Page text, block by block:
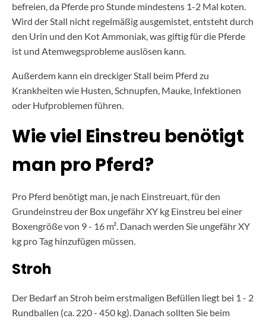
befreien, da Pferde pro Stunde mindestens 1-2 Mal koten.
Wird der Stall nicht regelmäßig ausgemistet, entsteht durch
den Urin und den Kot Ammoniak, was giftig für die Pferde
ist und Atemwegsprobleme auslösen kann.
Außerdem kann ein dreckiger Stall beim Pferd zu
Krankheiten wie Husten, Schnupfen, Mauke, Infektionen
oder Hufproblemen führen.
Wie viel Einstreu benötigt
man pro Pferd?
Pro Pferd benötigt man, je nach Einstreuart, für den
Grundeinstreu der Box ungefähr XY kg Einstreu bei einer
Boxengröße von 9 - 16 m². Danach werden Sie ungefähr XY
kg pro Tag hinzufügen müssen.
Stroh
Der Bedarf an Stroh beim erstmaligen Befüllen liegt bei 1 - 2
Rundballen (ca. 220 - 450 kg). Danach sollten Sie beim